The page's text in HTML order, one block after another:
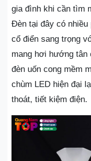
gia đình khi cần tìm
Đèn tại đây có nhiều
cổ điển sang trọng
mang hơi hướng
đèn uốn cong mềm
chùm LED hiện đại
thoát, tiết kiệm điện.